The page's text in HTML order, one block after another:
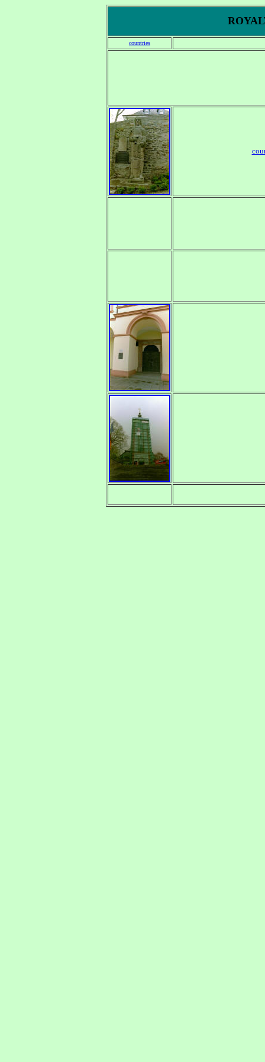
countries